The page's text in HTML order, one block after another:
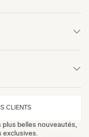
CLIENTS
belles nouveautés,
exclusives.